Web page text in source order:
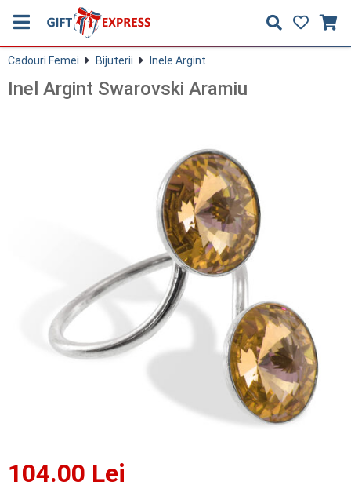
Cadouri Femei Bijuterii Inele Argint
Inel Argint Swarovski Aramiu
104.00 Lei